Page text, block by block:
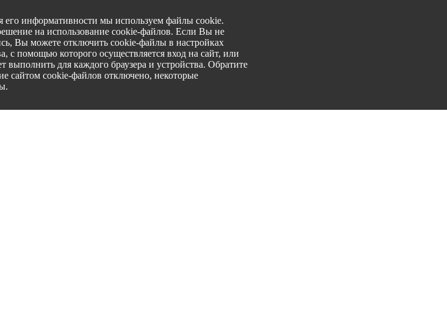
информативности мы используем файлы cookie.
на использование cookie-файлов. Если Вы не
Вы можете отключить cookie-файлы в настройках
с помощью которого осуществляется вход на сайт, или
выполнить для каждого браузера и устройства. Обратите
сайтом cookie-файлов отключено, некоторые